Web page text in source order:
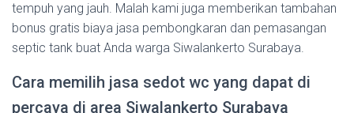
tempuh yang jauh. Malah kami juga memberikan tambahan
bonus gratis biaya jasa pembongkaran dan pemasangan
septic tank buat Anda warga Siwalankerto Surabaya.
Cara memilih jasa sedot wc yang dapat di
percaya di area Siwalankerto Surabaya